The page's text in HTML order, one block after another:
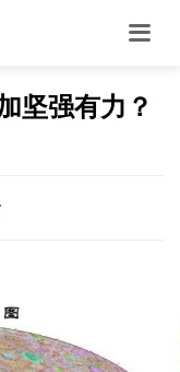
坚强有力？